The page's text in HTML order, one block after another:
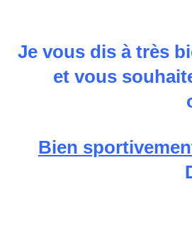
Je vous dis à très
et vous
Bien